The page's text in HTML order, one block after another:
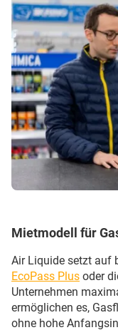
Mietmodell für
Air Liquide setzt auf
EcoPass Plus oder
Unternehmen
ermöglichen es,
ohne hohe